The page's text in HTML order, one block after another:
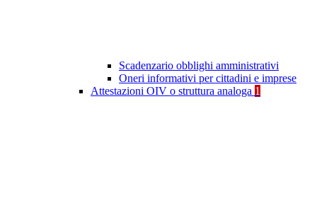
Scadenzario obblighi amministrativi
Oneri informativi per cittadini e imprese
Attestazioni OIV o struttura analoga 1